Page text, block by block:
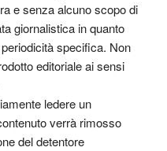
e senza alcuno scopo di
giornalistica in quanto
specifica. Non
editoriale ai sensi
ledere un
verrà rimosso
del detentore